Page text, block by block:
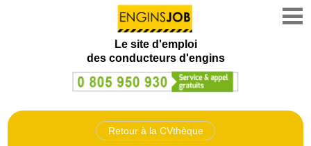
Le site d'emploi
des conducteurs d'engins
Retour à la CVthèque